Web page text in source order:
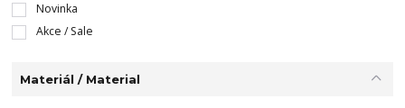
Novinka
Akce / Sale
Materiál / Material